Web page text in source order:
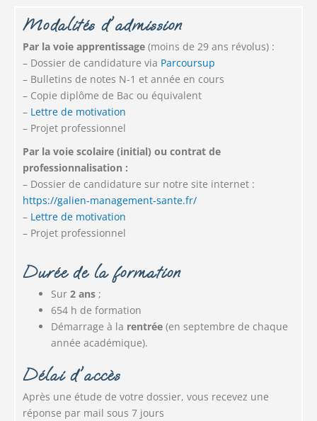
Modalités d'admission
Par la voie apprentissage (moins de 29 ans révolus) :
– Dossier de candidature via Parcoursup
– Bulletins de notes N-1 et année en cours
– Copie diplôme de Bac ou équivalent
– Lettre de motivation
– Projet professionnel
Par la voie scolaire (initial) ou contrat de
professionnalisation :
– Dossier de candidature sur notre site internet :
https://galien-management-sante.fr/
– Lettre de motivation
– Projet professionnel
Durée de la formation
Sur 2 ans ;
654 h de formation
Démarrage à la rentrée (en septembre de chaque
année académique).
Délai d'accès
Après une étude de votre dossier, vous recevez une
réponse par mail sous 7 jours